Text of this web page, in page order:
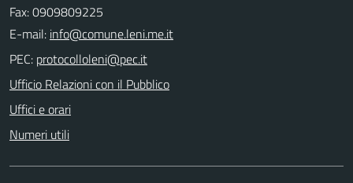
Fax: 0909809225
E-mail:
PEC:
Ufficio Relazioni con il Pubblico
Uffici e orari
Numeri utili